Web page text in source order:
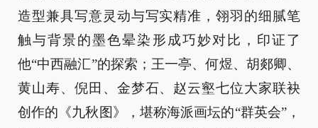
造型兼具写意灵动与写实精准，翎羽的细腻笔
触与背景的墨色晕染形成巧妙对比，印证了
他“中西融汇”的探索；王一亭、何煜、胡郯卿、
黄山寿、倪田、金梦石、赵云壑七位大家联袂
创作的《九秋图》，堪称海派画坛的“群英会”，